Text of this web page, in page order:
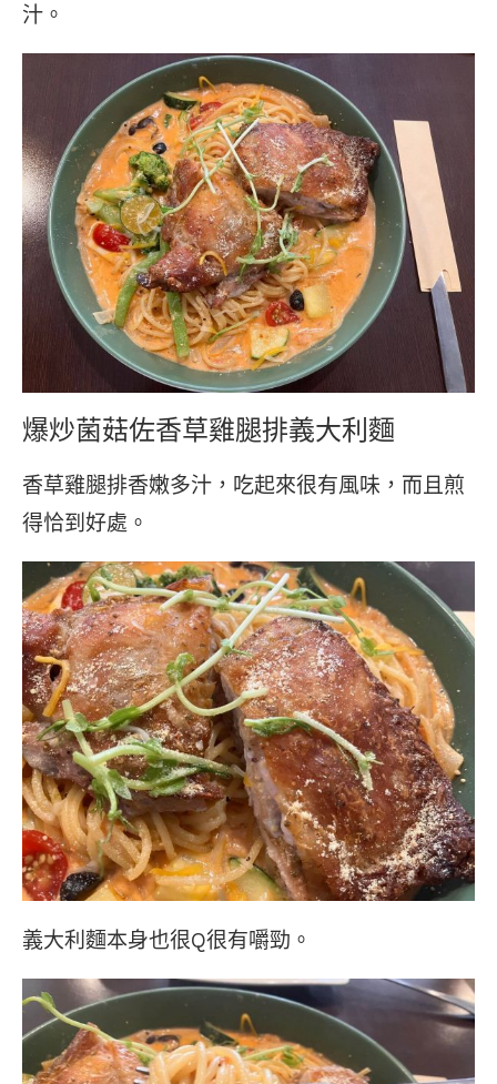
汁。
爆炒菌菇佐香草雞腿排義大利麵
香草雞腿排香嫩多汁，吃起來很有風味，而且煎
得恰到好處。
義大利麵本身也很Q很有嚼勁。